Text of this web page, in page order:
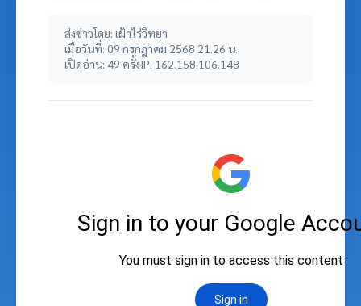
ส่งข่าวโดย: เฝ้าไร่วิทยา
เมื่อวันที่: 09 กรกฎาคม 2568 21.26 น.
เปิดอ่าน: 49 ครั้งIP: 162.158.106.148